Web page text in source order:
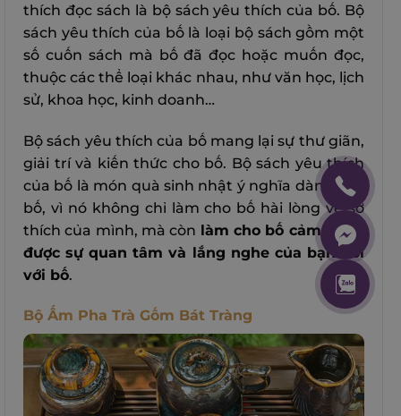
thích đọc sách là bộ sách yêu thích của bố. Bộ
sách yêu thích của bố là loại bộ sách gồm một
số cuốn sách mà bố đã đọc hoặc muốn đọc,
thuộc các thể loại khác nhau, như văn học, lịch
sử, khoa học, kinh doanh…
Bộ sách yêu thích của bố mang lại sự thư giãn,
giải trí và kiến thức cho bố. Bộ sách yêu thích
của bố là món quà sinh nhật ý nghĩa dành cho
bố, vì nó không chỉ làm cho bố hài lòng về sở
thích của mình, mà còn làm cho bố cảm nhận
được sự quan tâm và lắng nghe của bạn đối
với bố.
Bộ Ấm Pha Trà Gốm Bát Tràng